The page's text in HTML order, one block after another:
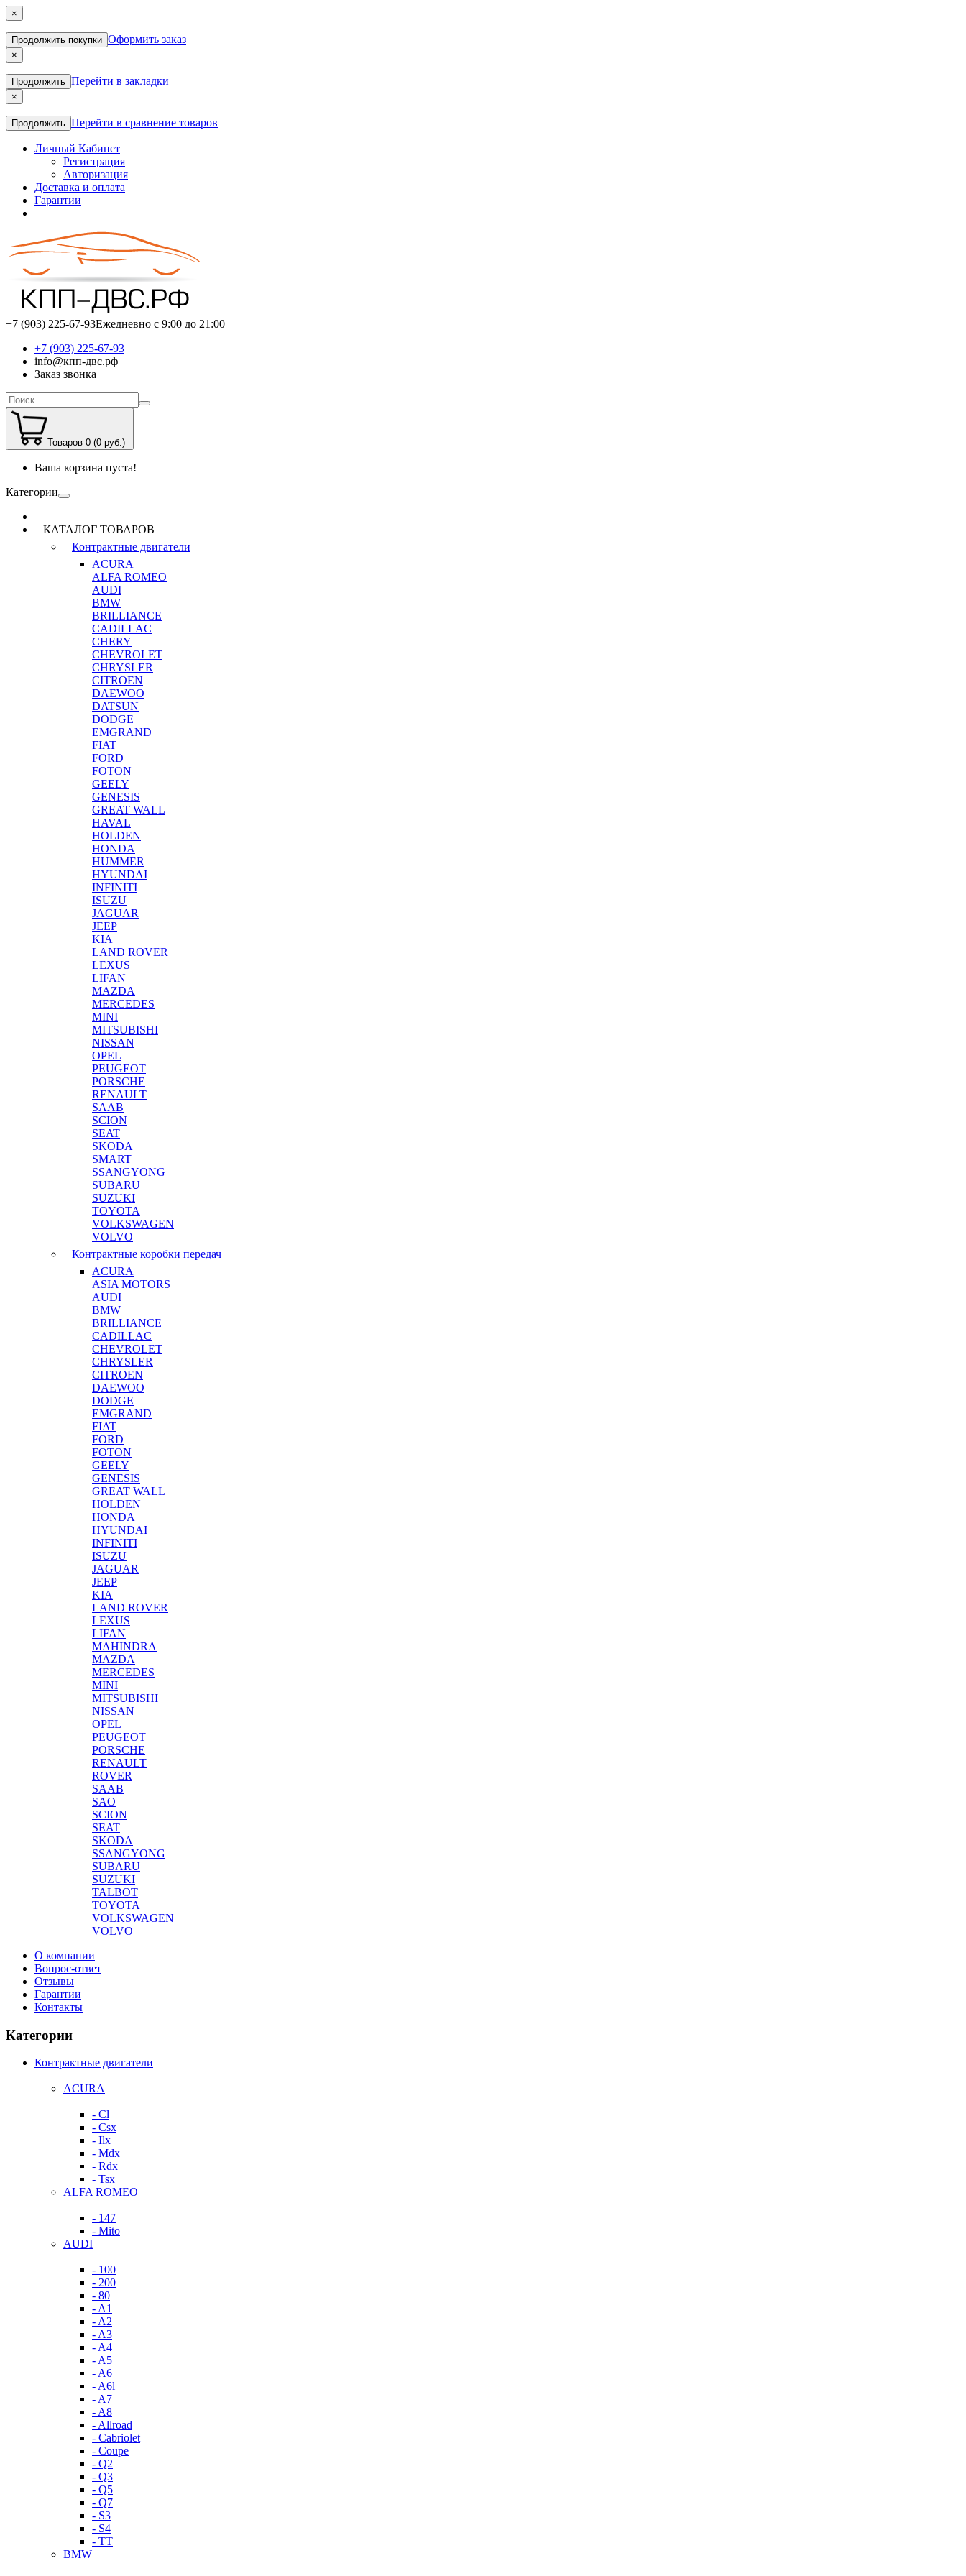
×
Продолжить покупки Оформить заказ
×
Продолжить Перейти в закладки
×
Продолжить Перейти в сравнение товаров
Личный Кабинет
Регистрация
Авторизация
Доставка и оплата
Гарантии
+7 (903) 225-67-93Ежедневно с 9:00 до 21:00
+7 (903) 225-67-93
info@кпп-двс.рф
Заказ звонка
Товаров 0 (0 руб.)
Ваша корзина пуста!
Категории
КАТАЛОГ ТОВАРОВ
Контрактные двигатели
ACURA
ALFA ROMEO
AUDI
BMW
BRILLIANCE
CADILLAC
CHERY
CHEVROLET
CHRYSLER
CITROEN
DAEWOO
DATSUN
DODGE
EMGRAND
FIAT
FORD
FOTON
GEELY
GENESIS
GREAT WALL
HAVAL
HOLDEN
HONDA
HUMMER
HYUNDAI
INFINITI
ISUZU
JAGUAR
JEEP
KIA
LAND ROVER
LEXUS
LIFAN
MAZDA
MERCEDES
MINI
MITSUBISHI
NISSAN
OPEL
PEUGEOT
PORSCHE
RENAULT
SAAB
SCION
SEAT
SKODA
SMART
SSANGYONG
SUBARU
SUZUKI
TOYOTA
VOLKSWAGEN
VOLVO
Контрактные коробки передач
ACURA
ASIA MOTORS
AUDI
BMW
BRILLIANCE
CADILLAC
CHEVROLET
CHRYSLER
CITROEN
DAEWOO
DODGE
EMGRAND
FIAT
FORD
FOTON
GEELY
GENESIS
GREAT WALL
HOLDEN
HONDA
HYUNDAI
INFINITI
ISUZU
JAGUAR
JEEP
KIA
LAND ROVER
LEXUS
LIFAN
MAHINDRA
MAZDA
MERCEDES
MINI
MITSUBISHI
NISSAN
OPEL
PEUGEOT
PORSCHE
RENAULT
ROVER
SAAB
SAO
SCION
SEAT
SKODA
SSANGYONG
SUBARU
SUZUKI
TALBOT
TOYOTA
VOLKSWAGEN
VOLVO
О компании
Вопрос-ответ
Отзывы
Гарантии
Контакты
Категории
Контрактные двигатели
ACURA
- Cl
- Csx
- Ilx
- Mdx
- Rdx
- Tsx
ALFA ROMEO
- 147
- Mito
AUDI
- 100
- 200
- 80
- A1
- A2
- A3
- A4
- A5
- A6
- A6l
- A7
- A8
- Allroad
- Cabriolet
- Coupe
- Q2
- Q3
- Q5
- Q7
- S3
- S4
- TT
BMW